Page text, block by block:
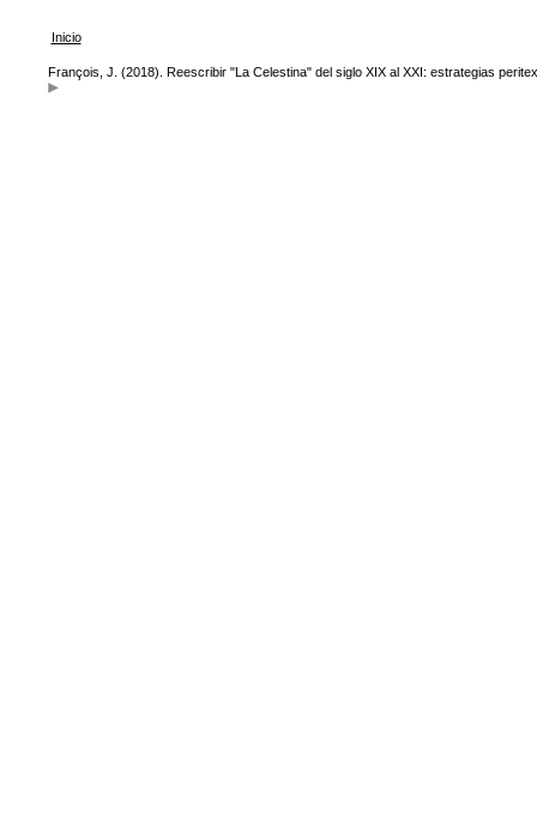
Inicio
François, J. (2018). Reescribir "La Celestina" del siglo XIX al XXI: estrategias